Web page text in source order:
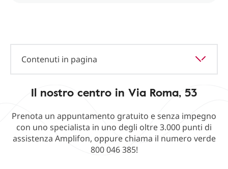
Contenuti in pagina
Il nostro centro in Via Roma, 53
Prenota un appuntamento gratuito e senza impegno
con uno specialista in uno degli oltre 3.000 punti di
assistenza Amplifon, oppure chiama il numero verde
800 046 385!